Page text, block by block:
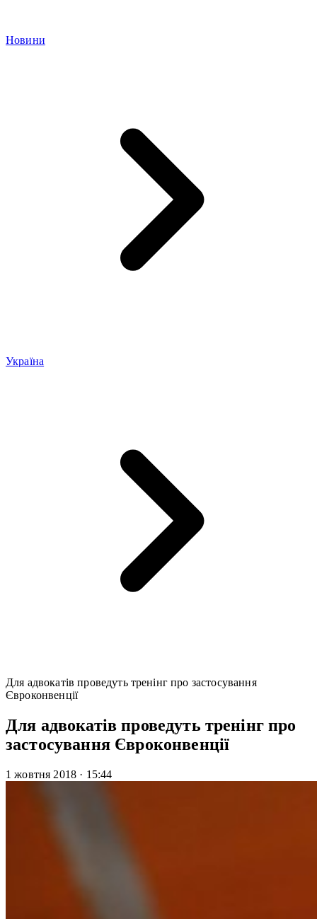
Новини
Україна
Для адвокатів проведуть тренінг про застосування
Євроконвенції
Для адвокатів проведуть тренінг про
застосування Євроконвенції
1 жовтня 2018 · 15:44